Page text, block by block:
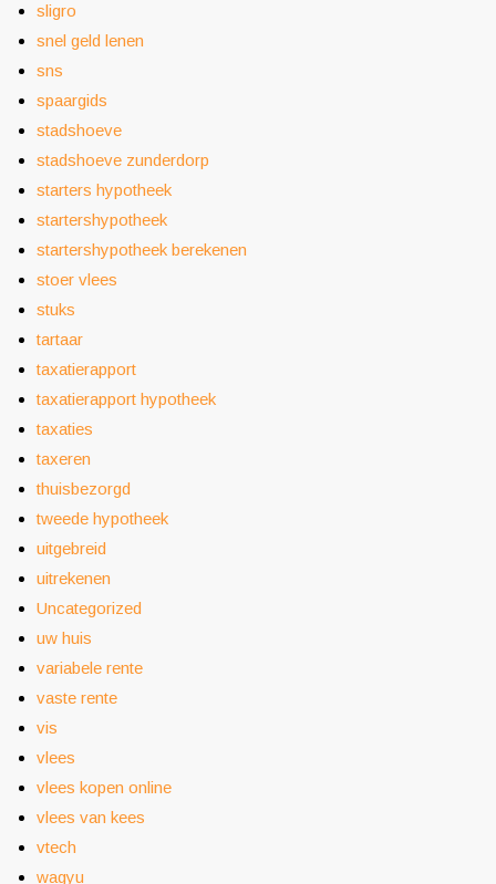
sligro
snel geld lenen
sns
spaargids
stadshoeve
stadshoeve zunderdorp
starters hypotheek
startershypotheek
startershypotheek berekenen
stoer vlees
stuks
tartaar
taxatierapport
taxatierapport hypotheek
taxaties
taxeren
thuisbezorgd
tweede hypotheek
uitgebreid
uitrekenen
Uncategorized
uw huis
variabele rente
vaste rente
vis
vlees
vlees kopen online
vlees van kees
vtech
wagyu